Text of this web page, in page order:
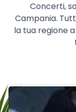
Concerti,
Campania.
la tua regione